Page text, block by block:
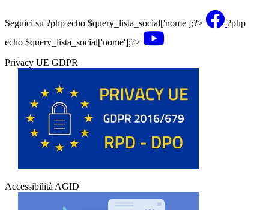
Seguici su ?php echo $query_lista_social['nome'];?>
?php
echo $query_lista_social['nome'];?>
Privacy UE GDPR
Accessibilità AGID